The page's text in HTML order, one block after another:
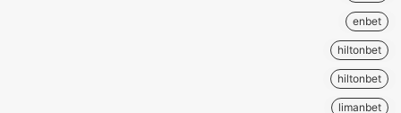
enbet
hiltonbet
hiltonbet
limanbet